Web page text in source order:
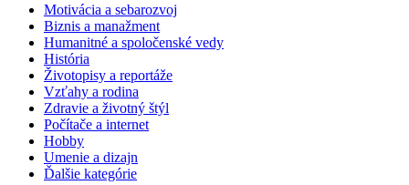
Motivácia a sebarozvoj
Biznis a manažment
Humanitné a spoločenské vedy
História
Životopisy a reportáže
Vzťahy a rodina
Zdravie a životný štýl
Počítače a internet
Hobby
Umenie a dizajn
Ďalšie kategórie